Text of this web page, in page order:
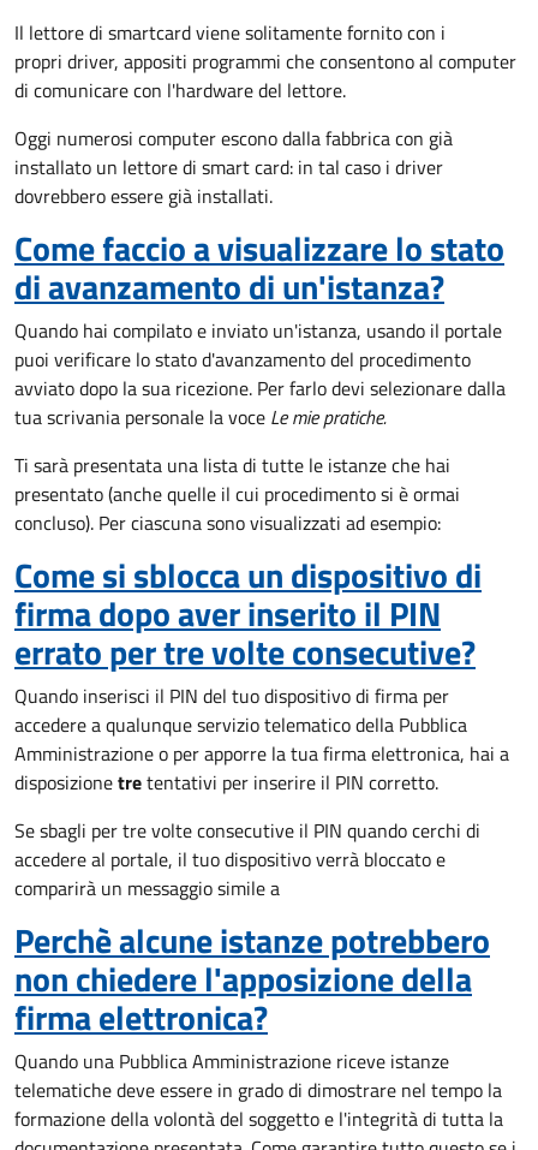
Il lettore di smartcard viene solitamente fornito con i
propri driver, appositi programmi che consentono al computer
di comunicare con l'hardware del lettore.
Oggi numerosi computer escono dalla fabbrica con già
installato un lettore di smart card: in tal caso i driver
dovrebbero essere già installati.
Come faccio a visualizzare lo stato
di avanzamento di un'istanza?
Quando hai compilato e inviato un'istanza, usando il portale
puoi verificare lo stato d'avanzamento del procedimento
avviato dopo la sua ricezione. Per farlo devi selezionare dalla
tua scrivania personale la voce Le mie pratiche.
Ti sarà presentata una lista di tutte le istanze che hai
presentato (anche quelle il cui procedimento si è ormai
concluso). Per ciascuna sono visualizzati ad esempio:
Come si sblocca un dispositivo di
firma dopo aver inserito il PIN
errato per tre volte consecutive?
Quando inserisci il PIN del tuo dispositivo di firma per
accedere a qualunque servizio telematico della Pubblica
Amministrazione o per apporre la tua firma elettronica, hai a
disposizionetretentativi per inserire il PIN corretto.
Se sbagli per tre volte consecutive il PIN quando cerchi di
accedere al portale, il tuo dispositivo verrà bloccato e
comparirà un messaggio simile a
Perchè alcune istanze potrebbero
non chiedere l'apposizione della
firma elettronica?
Quando una Pubblica Amministrazione riceve istanze
telematiche deve essere in grado di dimostrare nel tempo la
formazione della volontà del soggetto e l'integrità di tutta la